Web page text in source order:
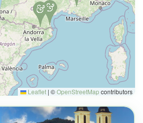
Leaflet | ©OpenStreetMapcontributors